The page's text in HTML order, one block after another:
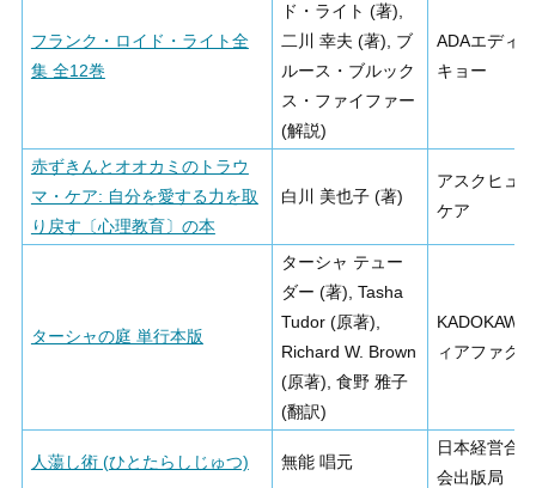
フランク・ロイド・ライト全
集 全12巻
ド・ライト (著),
二川 幸夫 (著), ブ
ルース・ブルック
ス・ファイファー
(解説)
ADAエディ
キョー
赤ずきんとオオカミのトラウ
マ・ケア: 自分を愛する力を取
り戻す〔心理教育〕の本
白川 美也子 (著)
アスクヒュ
ケア
ターシャの庭 単行本版
ターシャ テュー
ダー (著), Tasha
Tudor (原著),
Richard W. Brown
(原著), 食野 雅子
(翻訳)
ィアファク
人蕩し術 (ひとたらしじゅつ) 無能 唱元
日本経営合
会出版局